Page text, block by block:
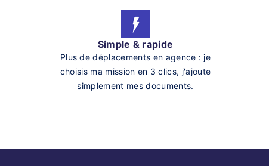
Simple & rapide
Plus de déplacements en agence : je
choisis ma mission en 3 clics, j'ajoute
simplement mes documents.